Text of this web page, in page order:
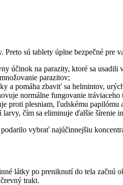
sú tablety úplne bezpečné pre
účinok na parazity, ktoré sa
parazitov;
a pomáha zbaviť sa helmintov,
normálne fungovanie tráviaceho
proti plesniam, ľudskému papilómu
čím sa eliminuje ďalšie šírenie
vybrať najúčinnejšiu
látky po preniknutí do tela začnú
trakt.